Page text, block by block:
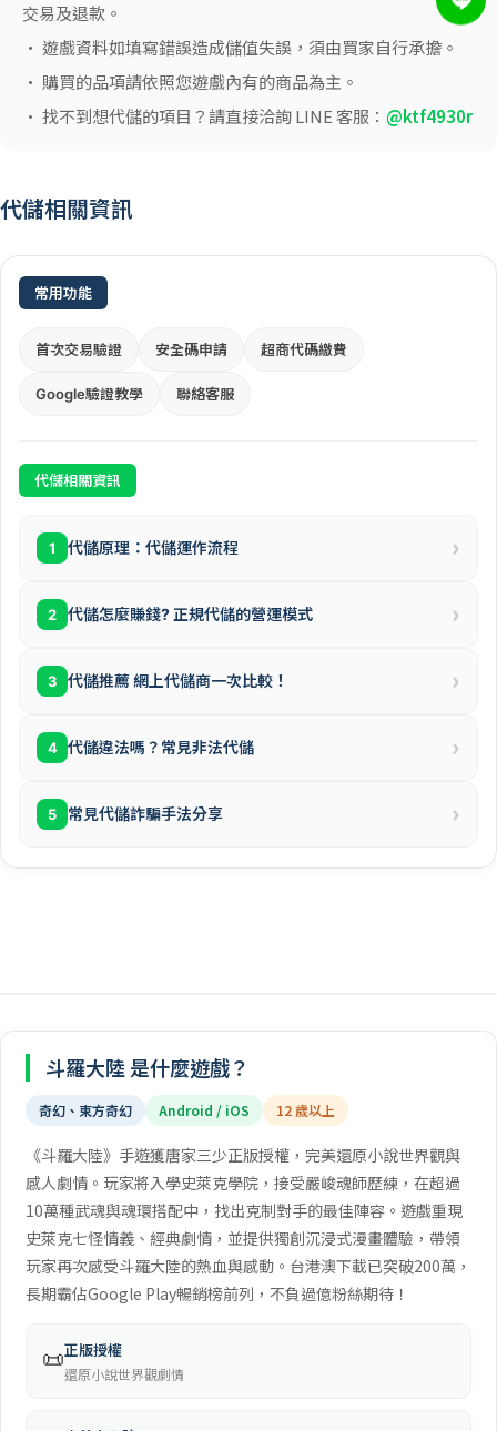
交易及退款。
• 遊戲資料如填寫錯誤造成儲值失誤，須由買家自行承擔。
• 購買的品項請依照您遊戲內有的商品為主。
• 找不到想代儲的項目？請直接洽詢 LINE 客服： @ktf4930r
代儲相關資訊
常用功能
首次交易驗證 安全碼申請 超商代碼繳費
Google驗證教學 聯絡客服
代儲相關資訊
1 代儲原理：代儲運作流程 ›
2 代儲怎麼賺錢? 正規代儲的營運模式 ›
3 代儲推薦 網上代儲商一次比較！ ›
4 代儲違法嗎？常見非法代儲 ›
5 常見代儲詐騙手法分享 ›
斗羅大陸 是什麼遊戲？
奇幻、東方奇幻 Android / iOS 12 歲以上
《斗羅大陸》手遊獲唐家三少正版授權，完美還原小說世界觀與
感人劇情。玩家將入學史萊克學院，接受嚴峻魂師歷練，在超過
10萬種武魂與魂環搭配中，找出克制對手的最佳陣容。遊戲重現
史萊克七怪情義、經典劇情，並提供獨創沉浸式漫畫體驗，帶領
玩家再次感受斗羅大陸的熱血與感動。台港澳下載已突破200萬，
長期霸佔Google Play暢銷榜前列，不負過億粉絲期待！
📜正版授權
還原小說世界觀劇情